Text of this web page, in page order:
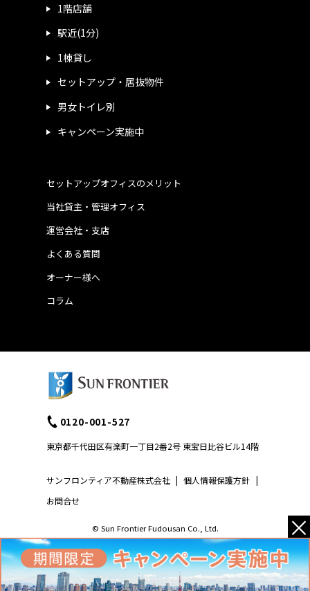
1階店舗
駅近(1分)
1棟貸し
セットアップ・居抜物件
男女トイレ別
キャンペーン実施中
運営会社・支店
よくある質問
当社貸主・管理オフィス
オーナー様へ
コラム
セットアップオフィスのメリット
サンフロンティア不動産株式会社 | 個人情報保護方針 |
お問合せ
0120-001-527
東京都千代田区有楽町一丁目2番2号 東宝日比谷ビル14階
© Sun Frontier Fudousan Co., Ltd. ×